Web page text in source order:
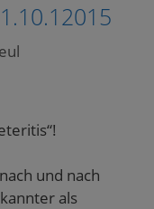
und nach
als